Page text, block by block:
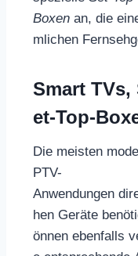
Boxen an, die
mlichen
Smart
et-Top-
Die meisten
PTV-
Anwendungen
hen Geräte
önnen ebenfalls